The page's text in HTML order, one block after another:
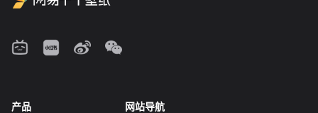
产品 网站导航